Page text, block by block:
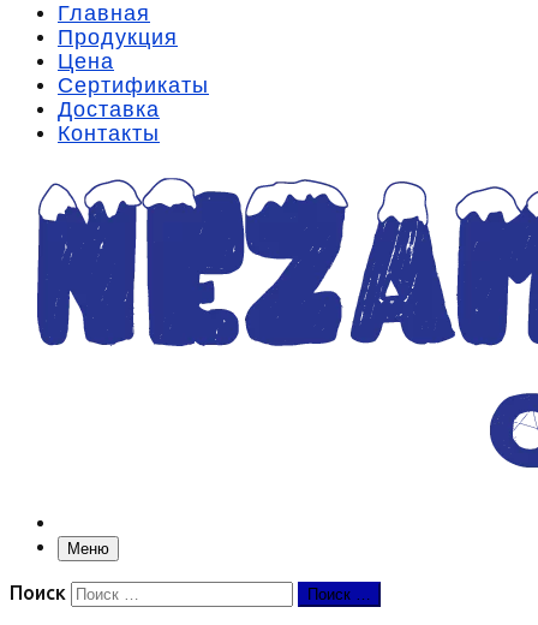
Главная
Продукция
Цена
Сертификаты
Доставка
Контакты
Меню
Поиск Поиск …